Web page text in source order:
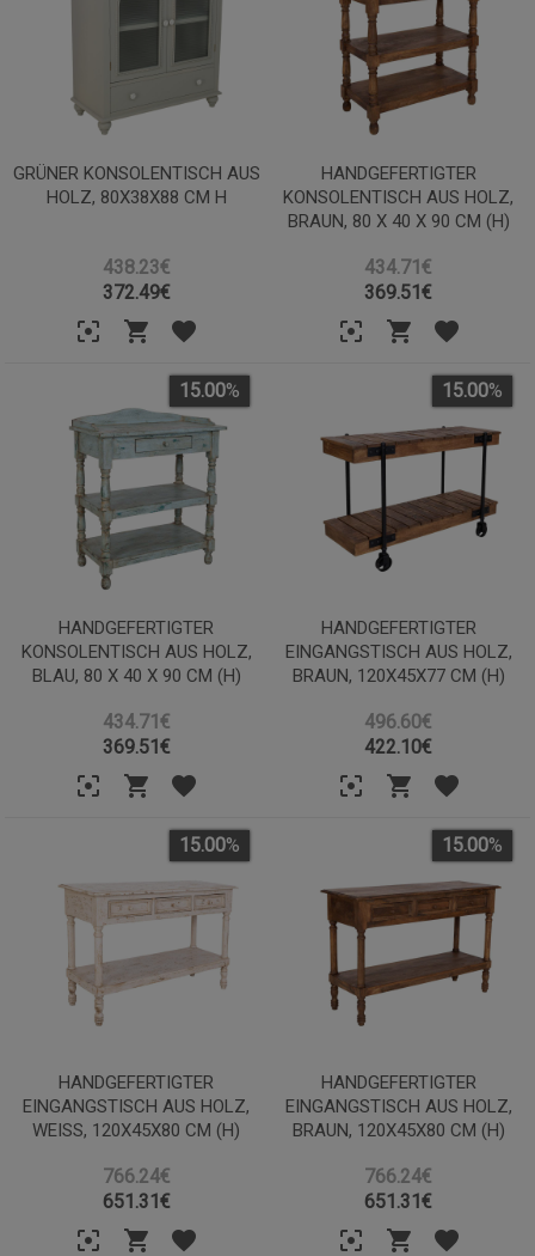
GRÜNER KONSOLENTISCH AUS
HOLZ, 80X38X88 CM H
438.23€
372.49€
HANDGEFERTIGTER
KONSOLENTISCH AUS HOLZ,
BRAUN, 80 X 40 X 90 CM (H)
434.71€
369.51€
HANDGEFERTIGTER
KONSOLENTISCH AUS HOLZ,
BLAU, 80 X 40 X 90 CM (H)
434.71€
15.00%
369.51€
HANDGEFERTIGTER
EINGANGSTISCH AUS HOLZ,
BRAUN, 120X45X77 CM (H)
496.60€
15.00%
422.10€
HANDGEFERTIGTER
EINGANGSTISCH AUS HOLZ,
WEISS, 120X45X80 CM (H)
766.24€
15.00%
651.31€
HANDGEFERTIGTER
EINGANGSTISCH AUS HOLZ,
BRAUN, 120X45X80 CM (H)
766.24€
15.00%
651.31€